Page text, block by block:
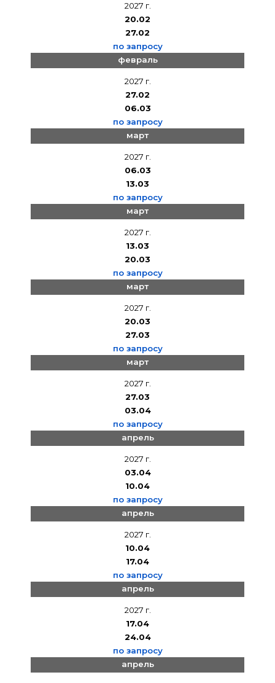
2027 г.
20.02
27.02
по запросу
февраль
2027 г.
27.02
06.03
по запросу
март
2027 г.
06.03
13.03
по запросу
март
2027 г.
13.03
20.03
по запросу
март
2027 г.
20.03
27.03
по запросу
март
2027 г.
27.03
03.04
по запросу
апрель
2027 г.
03.04
10.04
по запросу
апрель
2027 г.
10.04
17.04
по запросу
апрель
2027 г.
17.04
24.04
по запросу
апрель